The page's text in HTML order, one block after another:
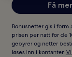
Få
Bonusnetter gis i form
prisen per natt for de
gebyrer og netter
løses inn i kontanter.